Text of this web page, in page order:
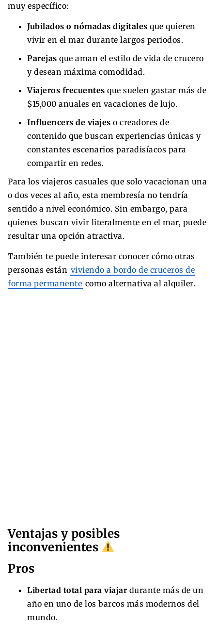
muy específico:
Jubilados o nómadas digitales que quieren
vivir en el mar durante largos periodos.
Parejas que aman el estilo de vida de crucero
y desean máxima comodidad.
Viajeros frecuentes que suelen gastar más de
$15,000 anuales en vacaciones de lujo.
Influencers de viajes o creadores de
contenido que buscan experiencias únicas y
constantes escenarios paradisíacos para
compartir en redes.
Para los viajeros casuales que solo vacacionan una
o dos veces al año, esta membresía no tendría
sentido a nivel económico. Sin embargo, para
quienes buscan vivir literalmente en el mar, puede
resultar una opción atractiva.
También te puede interesar conocer cómo otras
personas están viviendo a bordo de cruceros de
forma permanente como alternativa al alquiler.
Ventajas y posibles
inconvenientes
Pros
Libertad total para viajardurante más de un
año en uno de los barcos más modernos del
mundo.